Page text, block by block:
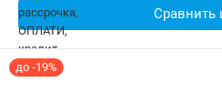
Сравнить
до -19%